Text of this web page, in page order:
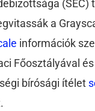
(SEC)
a
információk
Főosztályával
bírósági ítélet